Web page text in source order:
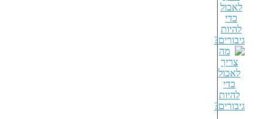
לאכול
כדי
להיות
גיבורים?